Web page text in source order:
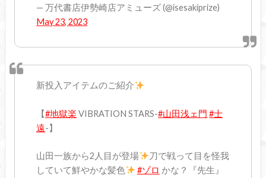
— 万代書店伊勢崎店アミューズ (@isesakiprize)
May 23, 2023
新投入アイテムのご紹介
【#地獄楽 VIBRATION STARS-#山田浅ェ門 #士
遠-】
山田一族から2人目が登場
刀で戦って目を怪我
していて鮮やかな髪色
#ゾロ かな？『先生』